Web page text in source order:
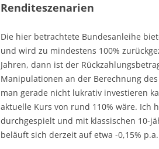
Renditeszenarien
Die hier betrachtete Bundesanleihe
und wird zu mindestens 100%
Jahren, dann ist der
Manipulationen an der Berechnung
man gerade nicht lukrativ investieren
aktuelle Kurs von rund 110% wäre. Ich
durchgespielt und mit klassischen 10-
beläuft sich derzeit auf etwa -0,15% p.a.